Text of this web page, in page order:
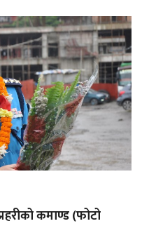
कमाण्ड (फोटो